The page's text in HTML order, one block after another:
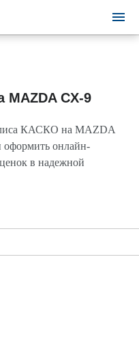
CX-9
КАСКО на MAZDA
онлайн-
в надежной